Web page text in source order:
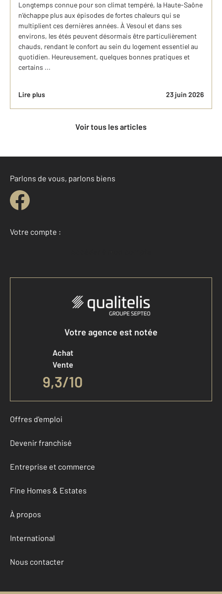
Longtemps connue pour son climat tempéré, la Haute-Saône
n’échappe plus aux épisodes de fortes chaleurs qui se
multiplient ces dernières années. À Vesoul et dans ses
environs, les étés peuvent désormais être particulièrement
chauds, rendant le confort au sein du logement essentiel au
quotidien. Heureusement, quelques bonnes pratiques et
certains ...
Lire plus 23 juin 2026
Voir tous les articles
Parlons de vous, parlons biens
Votre compte :
Accéder à mon compte
Votre agence est notée
Achat
Vente
9,3/10
Offres d'emploi
Devenir franchisé
Entreprise et commerce
Fine Homes & Estates
À propos
International
Nous contacter